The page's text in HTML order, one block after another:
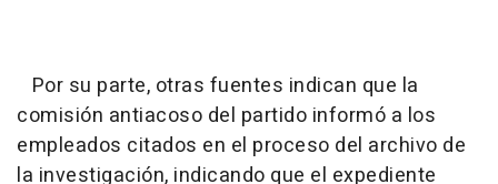
Por su parte, otras fuentes indican que la
comisión antiacoso del partido informó a los
empleados citados en el proceso del archivo de
la investigación, indicando que el expediente